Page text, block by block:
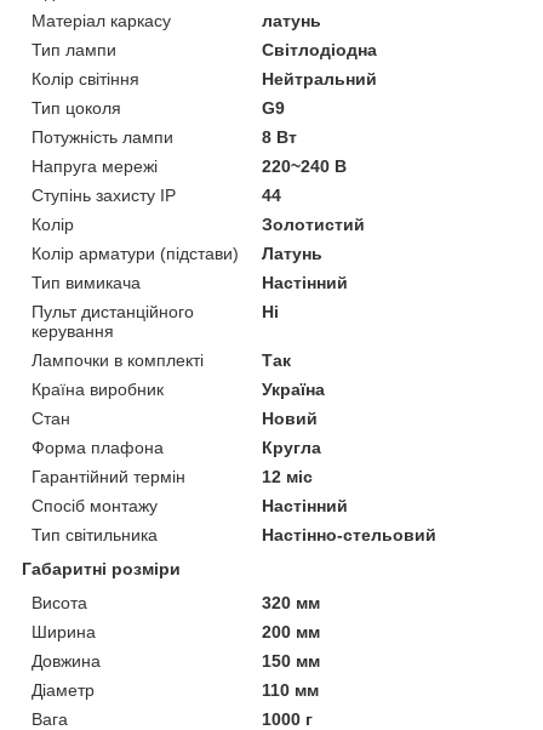
Матеріал каркасу
латунь
Тип лампи
Світлодіодна
Колір світіння
Нейтральний
Тип цоколя
G9
Потужність лампи
8 Вт
Напруга мережі
220~240 В
Ступінь захисту IP
44
Колір
Золотистий
Колір арматури (підстави)
Латунь
Тип вимикача
Настінний
Пульт дистанційного
керування
Ні
Лампочки в комплекті
Так
Країна виробник
Україна
Стан
Новий
Форма плафона
Кругла
Гарантійний термін
12 міс
Спосіб монтажу
Настінний
Тип світильника
Настінно-стельовий
Габаритні розміри
Висота
320 мм
Ширина
200 мм
Довжина
150 мм
Діаметр
110 мм
Вага
1000 г